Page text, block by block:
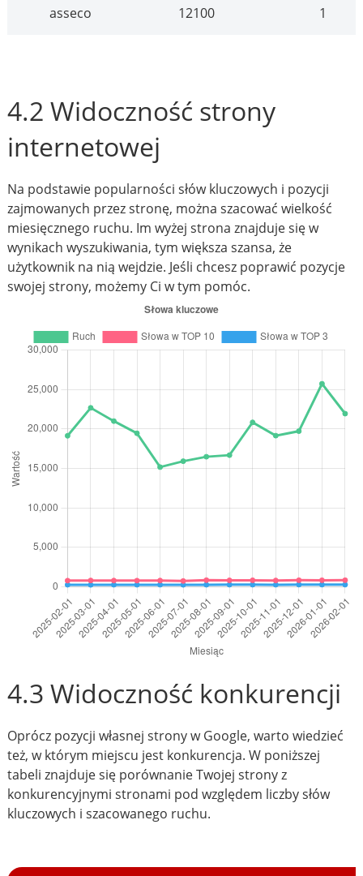
asseco 12100 1
4.2 Widoczność strony
internetowej
Na podstawie popularności słów kluczowych i pozycji
zajmowanych przez stronę, można szacować wielkość
miesięcznego ruchu. Im wyżej strona znajduje się w
wynikach wyszukiwania, tym większa szansa, że
użytkownik na nią wejdzie. Jeśli chcesz poprawić pozycje
swojej strony, możemy Ci w tym pomóc.
4.3 Widoczność konkurencji
Oprócz pozycji własnej strony w Google, warto wiedzieć
też, w którym miejscu jest konkurencja. W poniższej
tabeli znajduje się porównanie Twojej strony z
konkurencyjnymi stronami pod względem liczby słów
kluczowych i szacowanego ruchu.